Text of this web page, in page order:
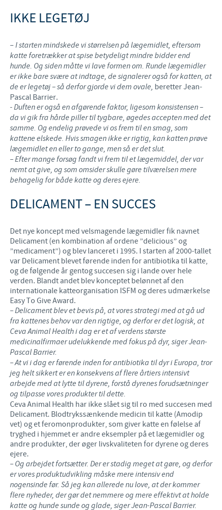
IKKE LEGETØJ
– I starten mindskede vi størrelsen på lægemidlet, eftersom
katte foretrækker at spise betydeligt mindre bidder end
hunde. Og siden måtte vi lave formen om. Runde lægemidler
er ikke bare svære at indtage, de signalerer også for katten, at
de er legetøj – så derfor gjorde vi dem ovale, beretter Jean-
Pascal Barrier.
-Duften er også en afgørende faktor, ligesom konsistensen –
da vi gik fra hårde piller til tygbare, øgedes accepten med det
samme. Og endelig prøvede vi os frem til en smag, som
kattene elskede. Hvis smagen ikke er rigtig, kan katten prøve
lægemidlet en eller to gange, men så er det slut.
– Efter mange forsøg fandt vi frem til et lægemiddel, der var
nemt at give, og som omsider skulle gøre tilværelsen mere
behagelig for både katte og deres ejere.
DELICAMENT – EN SUCCES
Det nye koncept med velsmagende lægemidler fik navnet
Delicament (en kombination af ordene ”delicious” og
”medicament”) og blev lanceret i 1995. I starten af 2000-tallet
var Delicament blevet førende inden for antibiotika til katte,
og de følgende år gentog succesen sig i lande over hele
verden. Blandt andet blev konceptet belønnet af den
internationale katteorganisation ISFM og deres udmærkelse
Easy To Give Award.
– Delicament blev et bevis på, at vores strategi med at gå ud
fra kattenes behov var den rigtige, og derfor er det logisk, at
Ceva Animal Health i dag er et af verdens største
medicinalfirmaer udelukkende med fokus på dyr, siger Jean-
Pascal Barrier.
– At vi i dag er førende inden for antibiotika til dyr i Europa, tror
jeg helt sikkert er en konsekvens af flere årtiers intensivt
arbejde med at lytte til dyrene, forstå dyrenes forudsætninger
og tilpasse vores produkter til dette.
Ceva Animal Health har ikke slået sig til ro med succesen med
Delicament. Blodtrykssænkende medicin til katte (Amodip
vet) og et feromonprodukter, som giver katte en følelse af
tryghed i hjemmet er andre eksempler på et lægemidler og
andre produkter, der øger livskvaliteten for dyrene og deres
ejere.
– Og arbejdet fortsætter. Der er stadig meget at gøre, og derfor
er vores produktudvikling måske mere intensiv end
nogensinde før. Så jeg kan allerede nu love, at der kommer
flere nyheder, der gør det nemmere og mere effektivt at holde
katte og hunde sunde og glade, siger Jean-Pascal Barrier.